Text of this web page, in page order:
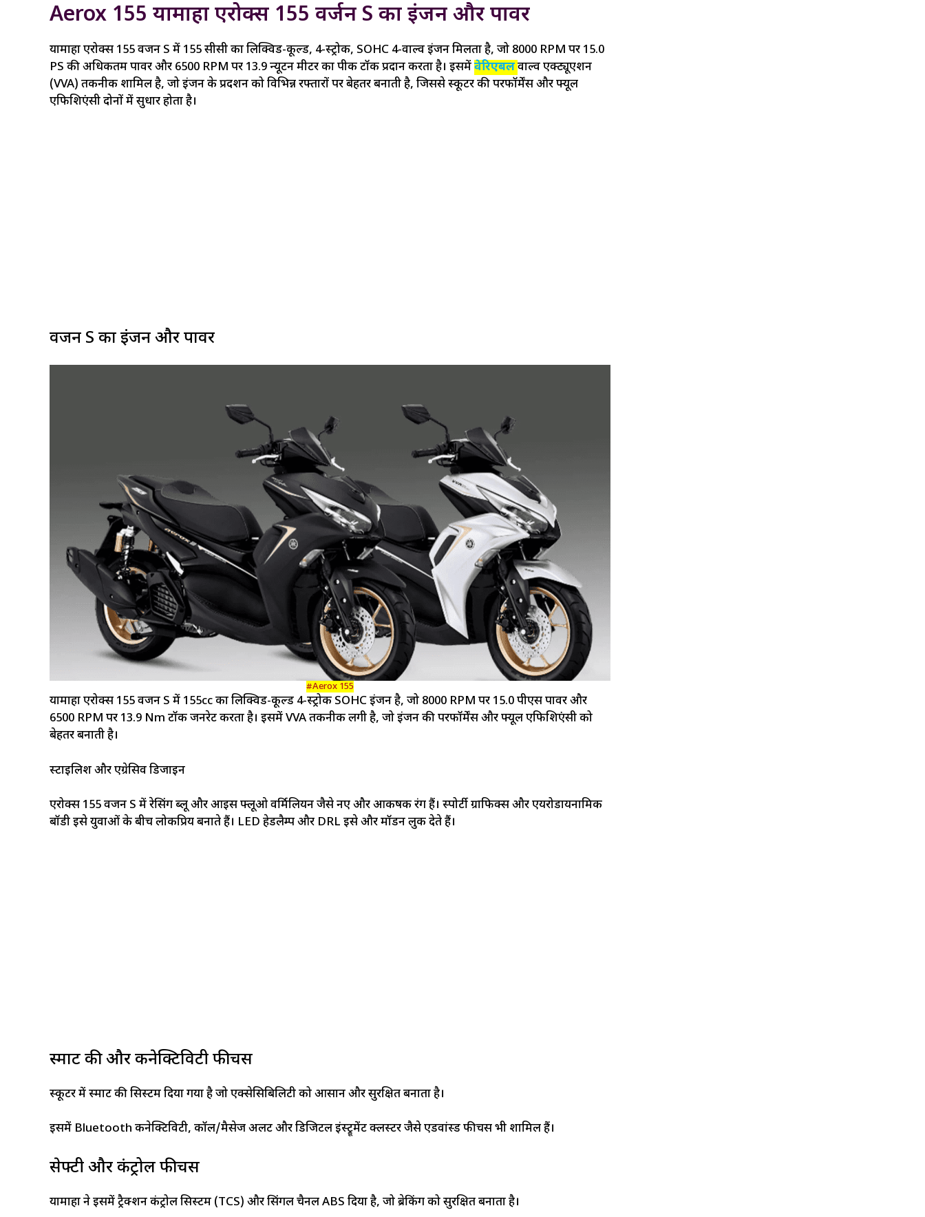
Aerox 155 यामाहा एरोक्स 155 वर्जन S का इंजन और पावर
यामाहा एरोक्स 155 वर्जन S में 155 सीसी का लिक्विड-कूल्ड, 4-स्ट्रोक, SOHC 4-वाल्व इंजन मिलता है, जो 8000 RPM पर 15.0
PS की अधिकतम पावर और 6500 RPM पर 13.9 न्यूटन मीटर का पीक टॉर्क प्रदान करता है। इसमेंवेरिएबलवाल्व एक्ट्यूएशन
(VVA) तकनीक शामिल है, जो इंजन के प्रदर्शन को विभिन्न रफ्तारों पर बेहतर बनाती है, जिससे स्कूटर की परफॉर्मेंस और फ्यूल
एफिशिएंसी दोनों में सुधार होता है।
वर्जन S का इंजन और पावर
#Aerox 155
यामाहा एरोक्स 155 वर्जन S में 155cc का लिक्विड-कूल्ड 4-स्ट्रोक SOHC इंजन है, जो 8000 RPM पर 15.0 पीएस पावर और
6500 RPM पर 13.9 Nm टॉर्क जनरेट करता है। इसमें VVA तकनीक लगी है, जो इंजन की परफॉर्मेंस और फ्यूल एफिशिएंसी को
बेहतर बनाती है।
स्टाइलिश और एग्रेसिव डिजाइन
एरोक्स 155 वर्जन S में रेसिंग ब्लू और आइस फ्लूओ वर्मिलियन जैसे नए और आकर्षक रंग हैं। स्पोर्टी ग्राफिक्स और एयरोडायनामिक
बॉडी इसे युवाओं के बीच लोकप्रिय बनाते हैं। LED हेडलैम्प और DRL इसे और मॉडर्न लुक देते हैं।
स्मार्ट की और कनेक्टिविटी फीचर्स
स्कूटर में स्मार्ट की सिस्टम दिया गया है जो एक्सेसिबिलिटी को आसान और सुरक्षित बनाता है।
इसमें Bluetooth कनेक्टिविटी, कॉल/मैसेज अलर्ट और डिजिटल इंस्ट्रूमेंट क्लस्टर जैसे एडवांस्ड फीचर्स भी शामिल हैं।
सेफ्टी और कंट्रोल फीचर्स
यामाहा ने इसमें ट्रैक्शन कंट्रोल सिस्टम (TCS) और सिंगल चैनल ABS दिया है, जो ब्रेकिंग को सुरक्षित बनाता है।